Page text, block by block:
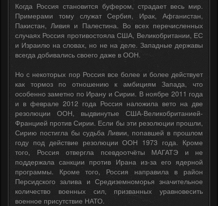
Когда Россия становится буфером, страдает весь мир.
Примерами тому служат Сербия, Ирак, Афганистан,
Пакистан, Ливия и Палестина. Во всех перечисленных
случаях Россия противостояла США, Великобритании, ЕС
и Израилю на словах, но не на деле. Западные державы
всегда добивались своего даже в ООН.
Но с некоторых пор Россия все более и более действует
как тормоз по отношению к амбициям Запада, что
особенно заметно по Ирану и Сирии. В ноябре 2011 года
и в феврале 2012 года Россия наложила вето на две
резолюции ООН, выдвинутые США-Великобританией-
Францией против Сирии. Если бы эти резолюции прошли,
Сирию постигла бы судьба Ливии, попавшей в прошлом
году под действие резолюции ООН 1973 года. Кроме
того, Россия отвергла псевдоотчёты МАГАТЭ и не
поддержала санкции против Ирана из-за его ядерной
программы. Кроме того, Россия направила в район
Персидского залива и Средиземноморья значительное
количество военных сил, призванных уравновесить
военное присутствие НАТО.